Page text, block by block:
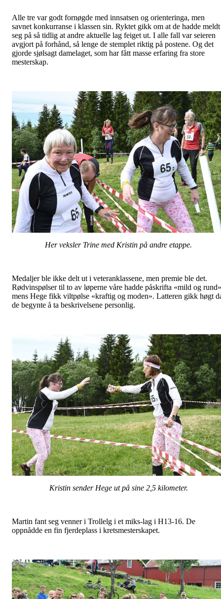
Alle tre var godt fornøgde med innsatsen og orienteringa, men
savnet konkurranse i klassen sin. Ryktet gikk om at de hadde meldt
seg på så tidlig at andre aktuelle lag feiget ut. I alle fall var seieren
avgjort på forhånd, så lenge de stemplet riktig på postene. Og det
gjorde sjølsagt damelaget, som har fått masse erfaring fra store
mesterskap.
Her veksler Trine med Kristin på andre etappe.
Medaljer ble ikke delt ut i veteranklassene, men premie ble det.
Rødvinspølser til to av løperne våre hadde påskrifta «mild og
mens Hege fikk viltpølse «kraftig og moden». Latteren gikk høgt
de begynte å ta beskrivelsene personlig.
Kristin sender Hege ut på sine 2,5 kilometer.
Martin fant seg venner i Trollelg i et miks-lag i H13-16. De
oppnådde en fin fjerdeplass i kretsmesterskapet.